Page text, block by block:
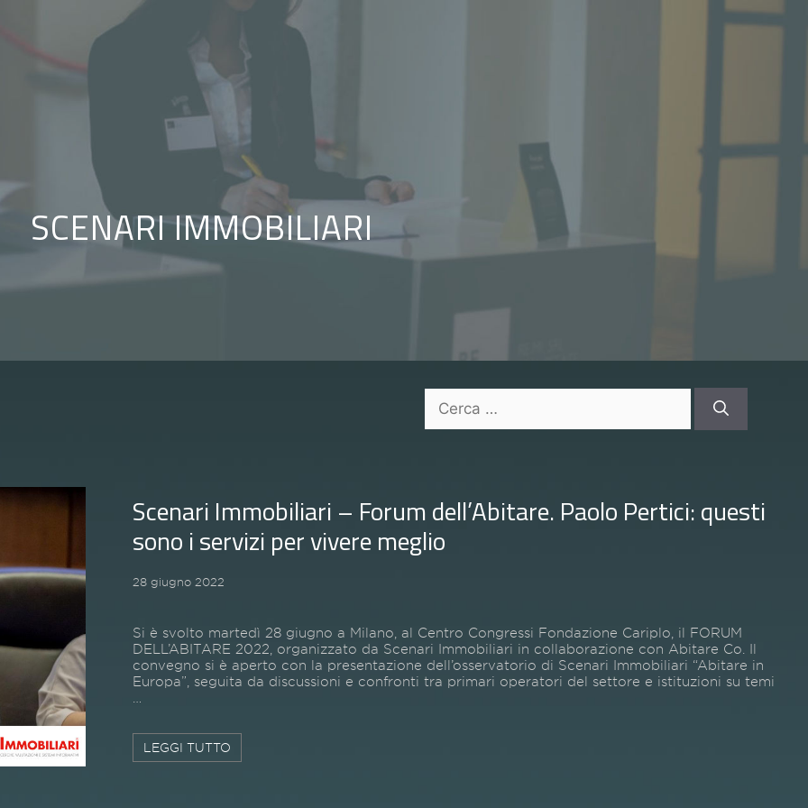
SCENARI IMMOBILIARI
per:
Scenari Immobiliari – Forum dell’Abitare. Paolo Pertici: questi
sono i servizi per vivere meglio
28 giugno 2022
Si è svolto martedì 28 giugno a Milano, al Centro Congressi Fondazione Cariplo, il FORUM
DELL’ABITARE 2022, organizzato da Scenari Immobiliari in collaborazione con Abitare Co. Il
convegno si è aperto con la presentazione dell’osservatorio di Scenari Immobiliari “Abitare in
Europa”, seguita da discussioni e confronti tra primari operatori del settore e istituzioni su temi
…
LEGGI TUTTO